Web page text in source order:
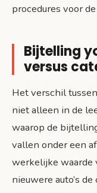
procedures voor
Bijtelling
versus
Het verschil
niet alleen in de
waarop de
vallen onder een
werkelijke waarde
nieuwere auto’s